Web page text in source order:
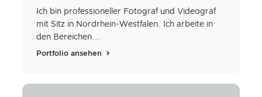
Ich bin professioneller Fotograf und Videograf
mit Sitz in Nordrhein-Westfalen. Ich arbeite in
den Bereichen...
Portfolio ansehen